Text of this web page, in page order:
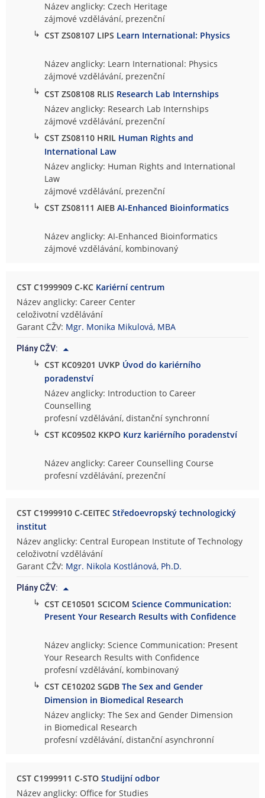
Název anglicky: Czech Heritage
zájmové vzdělávání, prezenční
↳ CST ZS08107 LIPS Learn International: Physics
Název anglicky: Learn International: Physics
zájmové vzdělávání, prezenční
↳ CST ZS08108 RLIS Research Lab Internships
Název anglicky: Research Lab Internships
zájmové vzdělávání, prezenční
↳ CST ZS08110 HRIL Human Rights and
International Law
Název anglicky: Human Rights and International
Law
zájmové vzdělávání, prezenční
↳ CST ZS08111 AIEBAI-Enhanced Bioinformatics
Název anglicky: AI-Enhanced Bioinformatics
zájmové vzdělávání, kombinovaný
CST C1999909 C-KC Kariérní centrum
Název anglicky: Career Center
celoživotní vzdělávání
Garant CŽV: Mgr. Monika Mikulová, MBA
Plány CŽV:
↳ CST KC09201 UVKP Úvod do kariérního
poradenství
Název anglicky: Introduction to Career
Counselling
profesní vzdělávání, distanční synchronní
↳ CST KC09502 KKPO Kurz kariérního poradenství
Název anglicky: Career Counselling Course
profesní vzdělávání, prezenční
CST C1999910 C-CEITECStředoevropský technologický
institut
Název anglicky: Central European Institute of Technology
celoživotní vzdělávání
Garant CŽV: Mgr. Nikola Kostlánová, Ph.D.
Plány CŽV:
↳ CST CE10501 SCICOMScience Communication:
Present Your Research Results with Confidence
Název anglicky: Science Communication: Present
Your Research Results with Confidence
profesní vzdělávání, kombinovaný
↳ CST CE10202 SGDBThe Sex and Gender
Dimension in Biomedical Research
Název anglicky: The Sex and Gender Dimension
in Biomedical Research
profesní vzdělávání, distanční asynchronní
CST C1999911 C-STOStudijní odbor
Název anglicky: Office for Studies